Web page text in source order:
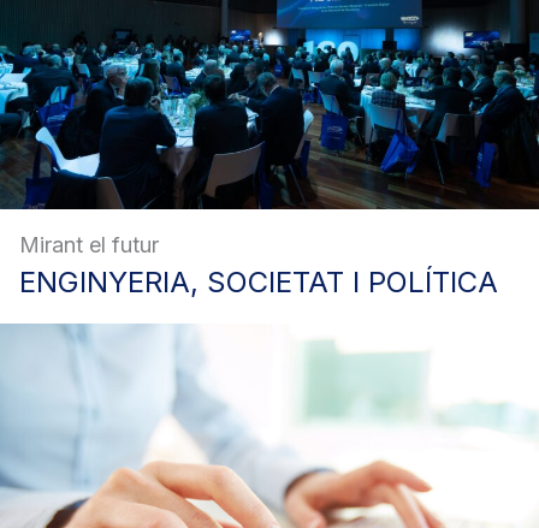
Mirant el futur
ENGINYERIA, SOCIETAT I POLÍTICA